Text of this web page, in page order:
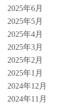
2025年6月
2025年5月
2025年4月
2025年3月
2025年2月
2025年1月
2024年12月
2024年11月